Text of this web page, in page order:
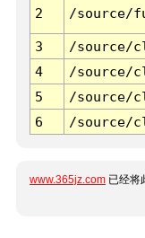
2 /source/
3 /source/
4
/source/
5
/source/
6
/source/
www.365jz.com 已经将